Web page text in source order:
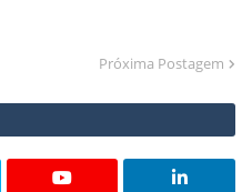
Próxima Postagem